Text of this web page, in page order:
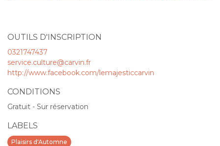
OUTILS D'INSCRIPTION
0321747437
service.culture@carvin.fr
http://www.facebook.com/lemajesticcarvin
CONDITIONS
Gratuit - Sur réservation
LABELS
Plaisirs d'Automne